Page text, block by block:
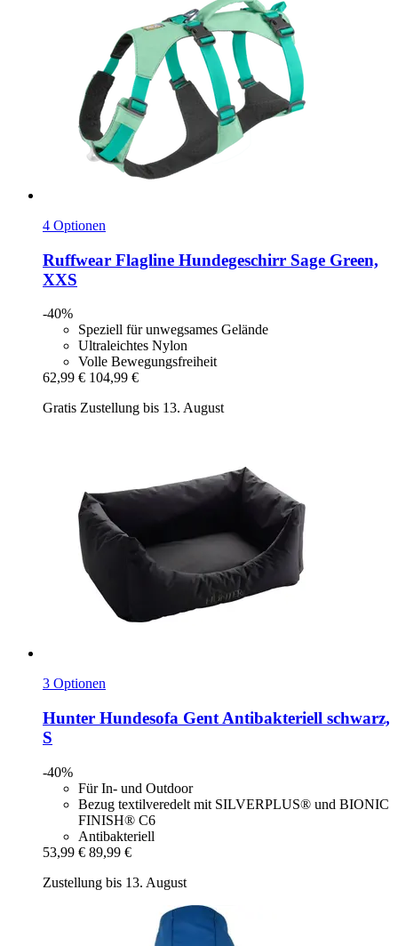
4 Optionen
Ruffwear Flagline Hundegeschirr Sage Green,
XXS
-40%
Speziell für unwegsames Gelände
Ultraleichtes Nylon
Volle Bewegungsfreiheit
62,99 € 104,99 €
Gratis Zustellung bis 13. August
3 Optionen
Hunter Hundesofa Gent Antibakteriell schwarz,
S
-40%
Für In- und Outdoor
Bezug textilveredelt mit SILVERPLUS® und BIONIC
FINISH® C6
Antibakteriell
53,99 € 89,99 €
Zustellung bis 13. August